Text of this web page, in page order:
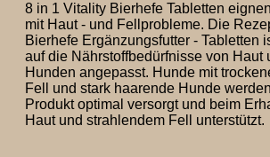
8 in 1 Vitality Bierhefe Tabletten
mit Haut - und Fellprobleme. Die
Bierhefe Ergänzungsfutter - Tabletten
auf die Nährstoffbedürfnisse von Haut
Hunden angepasst. Hunde mit
Fell und stark haarende Hunde
Produkt optimal versorgt und beim
Haut und strahlendem Fell unterstützt.